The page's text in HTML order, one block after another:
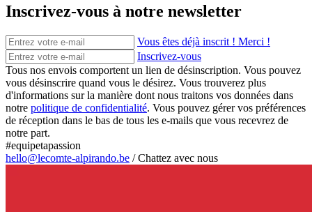
Inscrivez-vous à notre newsletter
Vous êtes déjà inscrit ! Merci !
Inscrivez-vous
Tous nos envois comportent un lien de désinscription. Vous pouvez
vous désinscrire quand vous le désirez. Vous trouverez plus
d'informations sur la manière dont nous traitons vos données dans
notre politique de confidentialité. Vous pouvez gérer vos préférences
de réception dans le bas de tous les e-mails que vous recevrez de
notre part.
#equipetapassion
hello@lecomte-alpirando.be /Chattez avec nous